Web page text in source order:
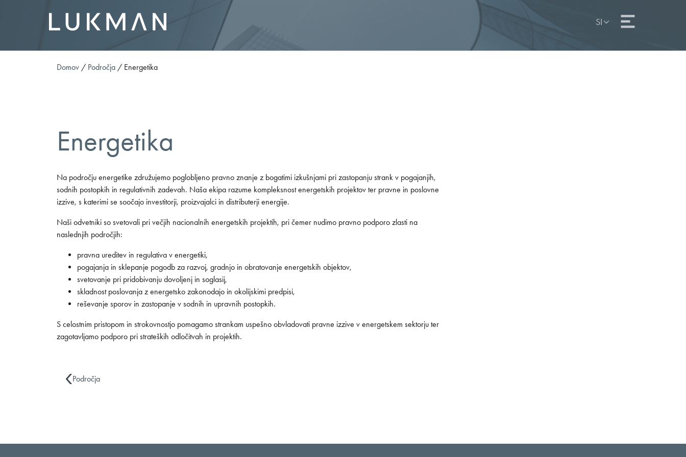
SI
Kontakt
Fax: +386 (0)1 81 09 509
info@od-lukman.com
Domov / Področja / Energetika
Energetika
Na področju energetike združujemo poglobljeno pravno znanje z bogatimi izkušnjami pri zastopanju strank v pogajanjih,
sodnih postopkih in regulativnih zadevah. Naša ekipa razume kompleksnost energetskih projektov ter pravne in poslovne
izzive, s katerimi se soočajo investitorji, proizvajalci in distributerji energije.
Naši odvetniki so svetovali pri večjih nacionalnih energetskih projektih, pri čemer nudimo pravno podporo zlasti na
naslednjih področjih:
pravna ureditev in regulativa v energetiki,
pogajanja in sklepanje pogodb za razvoj, gradnjo in obratovanje energetskih objektov,
svetovanje pri pridobivanju dovoljenj in soglasij,
skladnost poslovanja z energetsko zakonodajo in okolijskimi predpisi,
reševanje sporov in zastopanje v sodnih in upravnih postopkih.
S celostnim pristopom in strokovnostjo pomagamo strankam uspešno obvladovati pravne izzive v energetskem sektorju ter
zagotavljamo podporo pri strateških odločitvah in projektih.
Področja